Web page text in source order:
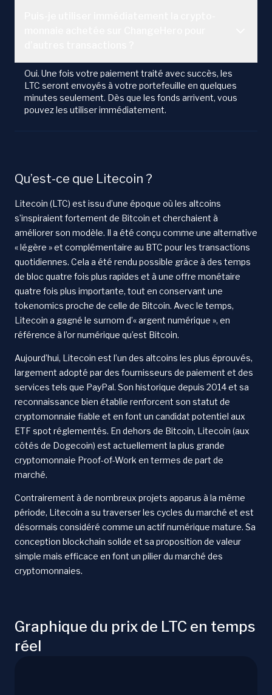
Oui. Une fois votre paiement traité avec succès, les
LTC seront envoyés à votre portefeuille en quelques
minutes seulement. Dès que les fonds arrivent, vous
pouvez les utiliser immédiatement.
Qu’est-ce que Litecoin ?
Litecoin (LTC) est issu d’une époque où les altcoins
s’inspiraient fortement de Bitcoin et cherchaient à
améliorer son modèle. Il a été conçu comme une alternative
« légère » et complémentaire au BTC pour les transactions
quotidiennes. Cela a été rendu possible grâce à des temps
de bloc quatre fois plus rapides et à une offre monétaire
quatre fois plus importante, tout en conservant une
tokenomics proche de celle de Bitcoin. Avec le temps,
Litecoin a gagné le surnom d’« argent numérique », en
référence à l’or numérique qu’est Bitcoin.
Aujourd’hui, Litecoin est l’un des altcoins les plus éprouvés,
largement adopté par des fournisseurs de paiement et des
services tels que PayPal. Son historique depuis 2014 et sa
reconnaissance bien établie renforcent son statut de
cryptomonnaie fiable et en font un candidat potentiel aux
ETF spot réglementés. En dehors de Bitcoin, Litecoin (aux
côtés de Dogecoin) est actuellement la plus grande
cryptomonnaie Proof-of-Work en termes de part de
marché.
Contrairement à de nombreux projets apparus à la même
période, Litecoin a su traverser les cycles du marché et est
désormais considéré comme un actif numérique mature. Sa
conception blockchain solide et sa proposition de valeur
simple mais efficace en font un pilier du marché des
cryptomonnaies.
Graphique du prix de LTC en temps
réel